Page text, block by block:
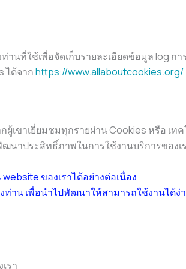
นที่ใช้เพื่อจัดเก็บรายละเอียดข้อมูล log
ได้จากhttps://www.allaboutcookies.org/
ผู้เขาเยี่ยมชมทุกรายผ่าน Cookies หรือ
ฒนาประสิทธิ์ภาพในการใช้งานบริการของ
ของเราได้อย่างต่อเนื่อง
าน เพื่อนำไปพัฒนาให้สามารถใช้งานได้ง่
รา